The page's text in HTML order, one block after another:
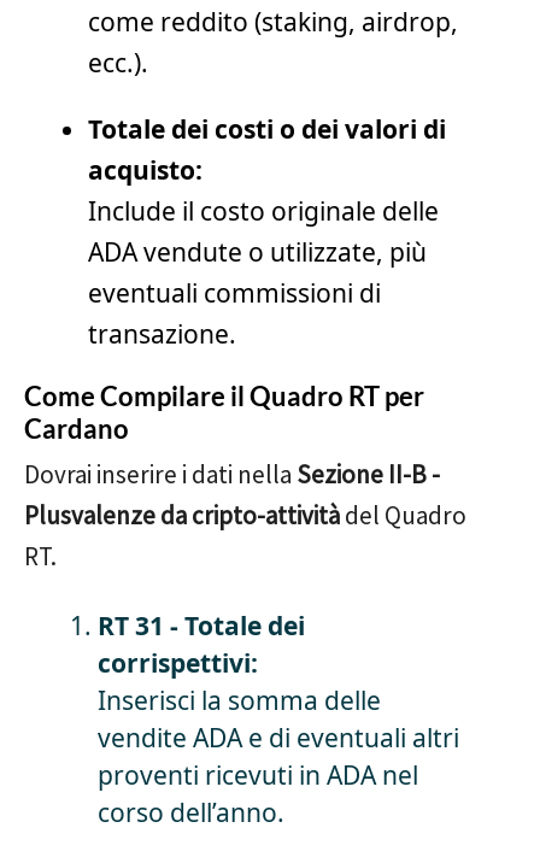
come reddito (staking, airdrop,
ecc.).
Totale dei costi o dei valori di
acquisto:
Include il costo originale delle
ADA vendute o utilizzate, più
eventuali commissioni di
transazione.
Come Compilare il Quadro RT per
Cardano
Dovrai inserire i dati nella Sezione II-B -
Plusvalenze da cripto-attivitàdel Quadro
RT.
RT 31 - Totale dei
corrispettivi:
Inserisci la somma delle
vendite ADA e di eventuali altri
proventi ricevuti in ADA nel
corso dell’anno.